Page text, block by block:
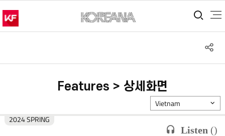
통
Features > 상세화면
Listen ()
2024 SPRING
Vietnam